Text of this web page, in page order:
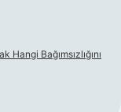
Hangi Bağımsızlığını